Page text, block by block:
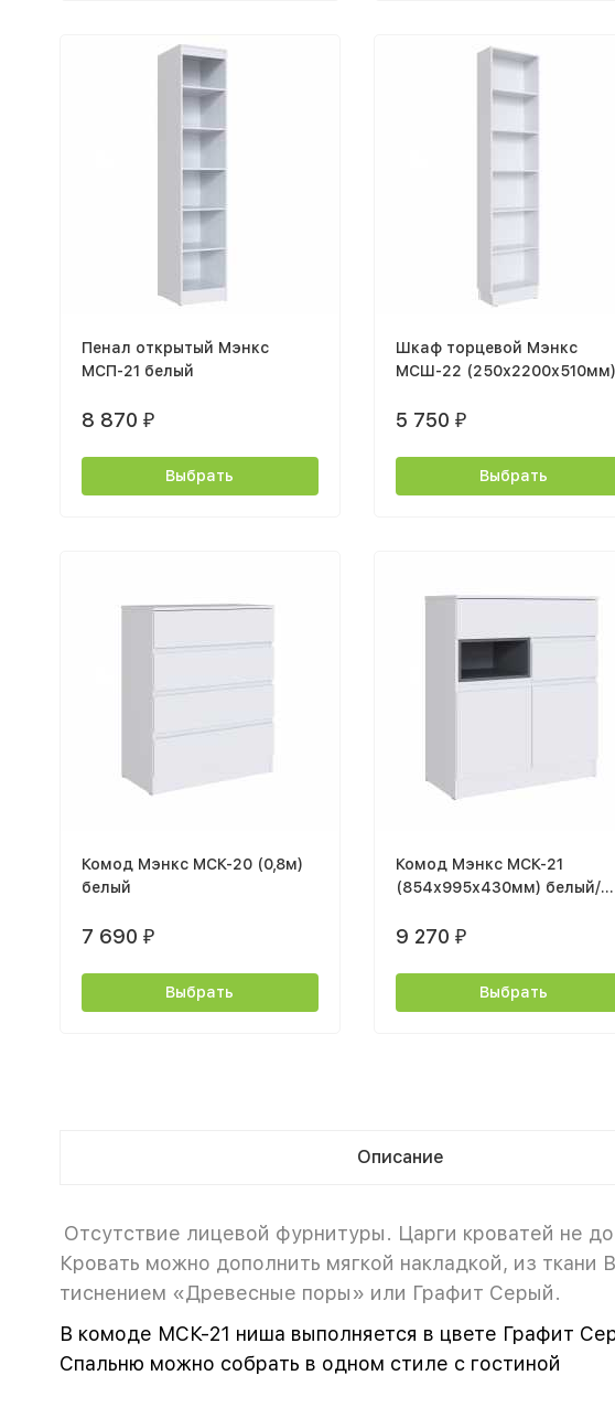
Пенал открытый Мэнкс
МСП-21 белый
8 870 ₽
Выбрать
Шкаф торцевой Мэнкс
МСШ-22 (250х2200х510мм)
5 750 ₽
Выбрать
Комод Мэнкс МСК-20 (0,8м)
белый
7 690 ₽
Выбрать
Комод Мэнкс МСК-21
(854х995х430мм) белый/
9 270 ₽
Выбрать
Описание
Отсутствие лицевой фурнитуры. Царги кроватей не
Кровать можно дополнить мягкой накладкой, из
тиснением «Древесные поры» или Графит Серый.
В комоде МСК-21 ниша выполняется в цвете Графит
Спальню можно собрать в одном стиле с гостиной